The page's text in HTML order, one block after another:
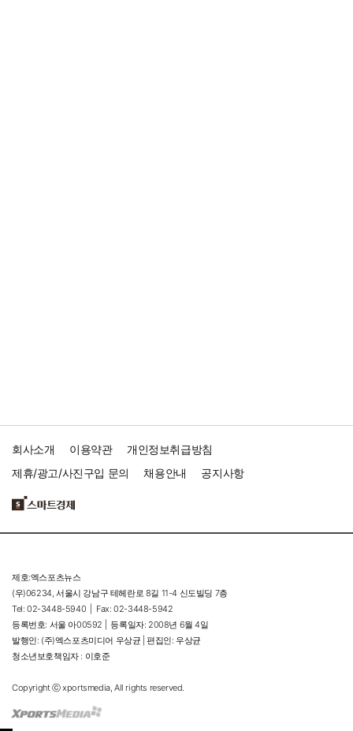
회사소개 이용약관
개인정보취급방침
제휴/광고/사진구입 문의
채용안내 공지사항
제호:엑스포츠뉴스
(우)06234, 서울시 강남구 테헤란로 8길 11-4 신도빌딩 7층
Tel: 02-3448-5940 |
Fax: 02-3448-5942
등록번호: 서울 아00592 |
등록일자: 2008년 6월 4일
발행인: (주)엑스포츠미디어 우상균 | 편집인: 우상균
청소년보호책임자 : 이호준
Copyright ⓒ xportsmedia, All rights reserved.